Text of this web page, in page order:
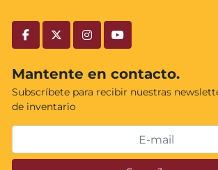
facebooktwitterinstagramyoutube
Mantente en contacto.
Subscríbete para recibir nuestras
de inventario